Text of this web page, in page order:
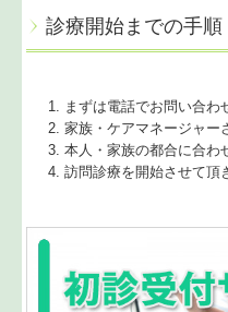
診療開始までの手順
まずは電話でお問い合わ
家族・ケアマネージャー
本人・家族の都合に合わ
訪問診療を開始させて頂